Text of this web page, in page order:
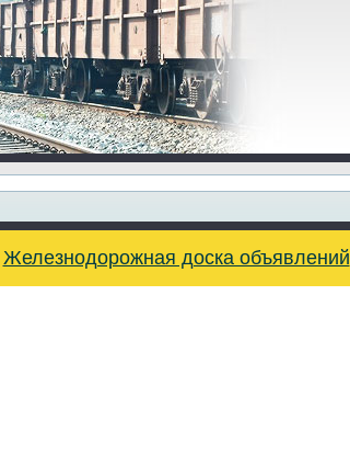
Железнодорожная доска объявлений